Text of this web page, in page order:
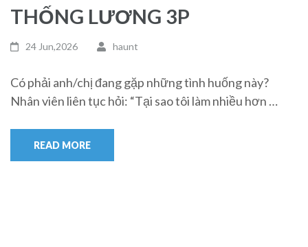
THỐNG LƯƠNG 3P
24 Jun,2026 haunt
Có phải anh/chị đang gặp những tình huống này?
Nhân viên liên tục hỏi: “Tại sao tôi làm nhiều hơn …
READ MORE